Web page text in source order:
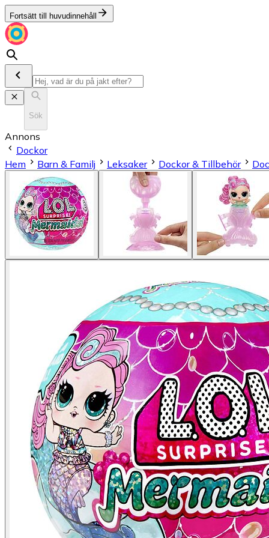
Fortsätt till huvudinnehåll
Sök
Annons
Dockor
Hem
Barn & Familj Leksaker Dockor & Tillbehör